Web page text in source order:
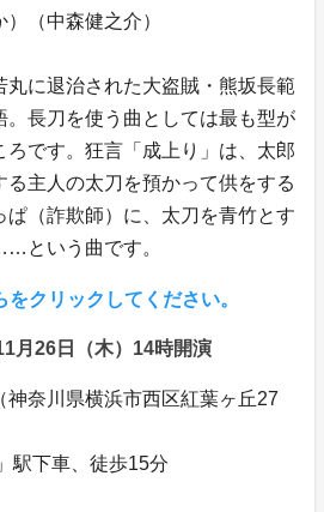
）（中森健之介）
丸に退治された大盗賊・熊坂長範
。長刀を使う曲としては最も型が
ろです。狂言「成上り」は、太郎
主人の太刀を預かって供をする
ぱ（詐欺師）に、太刀を青竹とす
という曲です。
クリックしてください。
月26日（木）14時開演
神奈川県横浜市西区紅葉ヶ丘27
駅下車、徒歩15分